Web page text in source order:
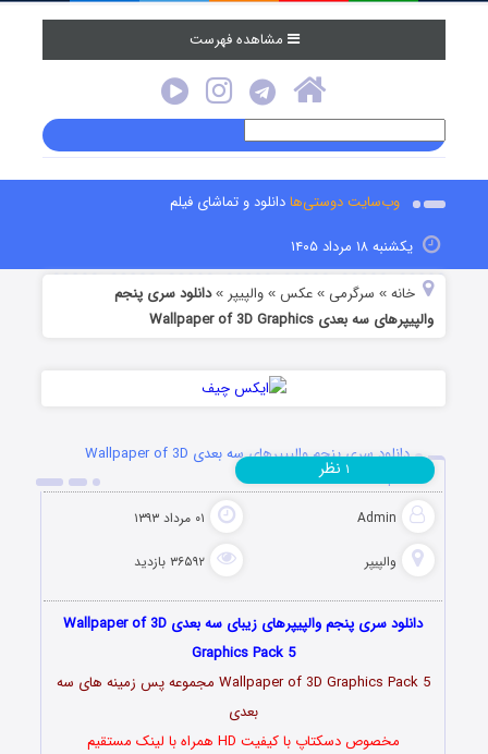
مشاهده فهرست
وب‌سایت دوستی‌هادانلود و تماشای فیلم
یکشنبه ۱۸ مرداد ۱۴۰۵
خانه » سرگرمی »عکس »والپیپر »دانلود سری پنجم
والپیپرهای سه بعدی Wallpaper of 3D Graphics
دانلود سری پنجم والپیپرهای سه بعدی Wallpaper of 3D
Graphics
Admin ۰۱ مرداد ۱۳۹۳
والپیپر ۳۶۵۹۲ بازدید
۱ نظر
دانلود سری پنجم والپیپرهای زیبای سه بعدی Wallpaper of 3D
Graphics Pack 5
Wallpaper of 3D Graphics Pack 5 مجموعه پس زمینه های سه
بعدی
مخصوص دسکتاپ با کیفیت HD همراه با لینک مستقیم